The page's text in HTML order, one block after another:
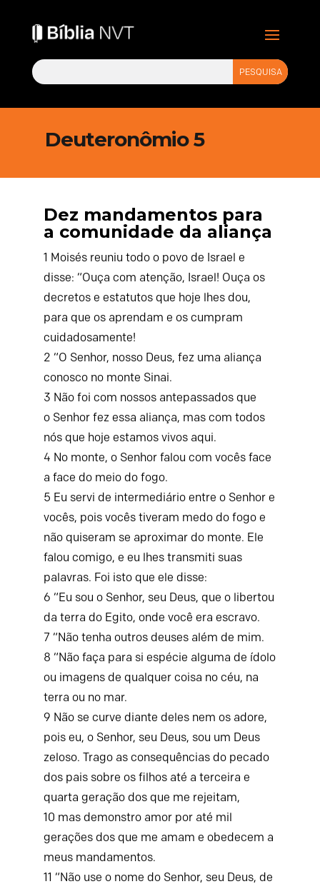
Deuteronômio 5
Dez mandamentos para
a comunidade da aliança
1 Moisés reuniu todo o povo de Israel e
disse: “Ouça com atenção, Israel! Ouça os
decretos e estatutos que hoje lhes dou,
para que os aprendam e os cumpram
cuidadosamente!
2 “O Senhor, nosso Deus, fez uma aliança
conosco no monte Sinai.
3 Não foi com nossos antepassados que
o Senhorfez essa aliança, mas com todos
nós que hoje estamos vivos aqui.
4 No monte, o Senhorfalou com vocês face
a face do meio do fogo.
5 Eu servi de intermediário entre o Senhore
vocês, pois vocês tiveram medo do fogo e
não quiseram se aproximar do monte. Ele
falou comigo, e eu lhes transmiti suas
palavras. Foi isto que ele disse:
6 “Eu sou o Senhor, seu Deus, que o libertou
da terra do Egito, onde você era escravo.
7 “Não tenha outros deuses além de mim.
8 “Não faça para si espécie alguma de ídolo
ou imagens de qualquer coisa no céu, na
terra ou no mar.
9 Não se curve diante deles nem os adore,
pois eu, o Senhor, seu Deus, sou um Deus
zeloso. Trago as consequências do pecado
dos pais sobre os filhos até a terceira e
quarta geração dos que me rejeitam,
10 mas demonstro amor por até mil
gerações dos que me amam e obedecem a
meus mandamentos.
11 “Não use o nome do Senhor, seu Deus, de